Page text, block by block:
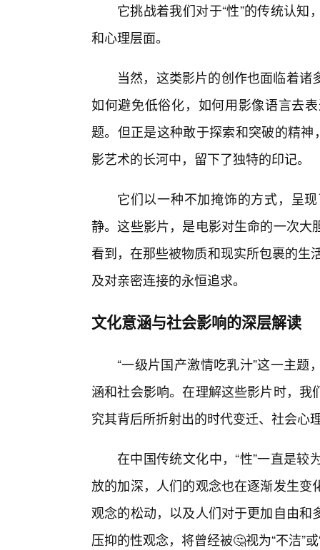
它挑战着我们对于“性”的传统认
和心理层面。
当然，这类影片的创作也面临着
如何避免低俗化，如何用影像语言去
题。但正是这种敢于探索和突破的精
影艺术的长河中，留下了独特的印记。
它们以一种不加掩饰的方式，呈
静。这些影片，是电影对生命的一次
看到，在那些被物质和现实所包裹的生
及对亲密连接的永恒追求。
文化意涵与社会影响的深层解读
“一级片国产激情吃乳汁”这一主
涵和社会影响。在理解这些影片时，
究其背后所折射出的时代变迁、社会心
在中国传统文化中，“性”一直是
放的加深，人们的观念也在逐渐发生
观念的松动，以及人们对于更加自由
压抑的性观念，将曾经被🤔视为“不洁”